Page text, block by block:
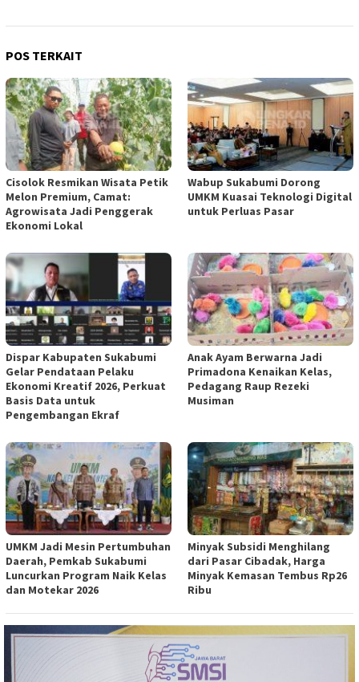
POS TERKAIT
Cisolok Resmikan Wisata Petik
Melon Premium, Camat:
Agrowisata Jadi Penggerak
Ekonomi Lokal
Wabup Sukabumi Dorong
UMKM Kuasai Teknologi Digital
untuk Perluas Pasar
Dispar Kabupaten Sukabumi
Gelar Pendataan Pelaku
Ekonomi Kreatif 2026, Perkuat
Basis Data untuk
Pengembangan Ekraf
Anak Ayam Berwarna Jadi
Primadona Kenaikan Kelas,
Pedagang Raup Rezeki
Musiman
UMKM Jadi Mesin Pertumbuhan
Daerah, Pemkab Sukabumi
Luncurkan Program Naik Kelas
dan Motekar 2026
Minyak Subsidi Menghilang
dari Pasar Cibadak, Harga
Minyak Kemasan Tembus Rp26
Ribu